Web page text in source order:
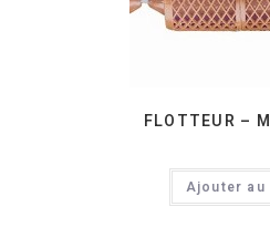
FLOTTEUR –
Ajouter au